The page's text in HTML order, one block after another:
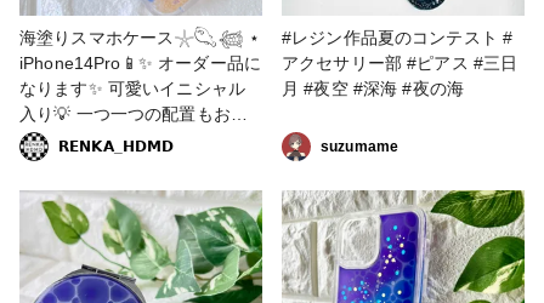
海塗りスマホケース𓇼𓆡𓆉 ⋆
iPhone14Pro📱✨ オーダー品に
なります✨ 可愛いイニシャル
入り💡 一つ一つの配置もお客
様のご要望に沿って決めました
✨ 先日から導入したパームツ
リーがとても可愛い🌴🌴✨ お
試しで仕入れたけど追加で仕入
れたいと思います✨ 素敵なオ
ーダー誠にありがとうございま
した✨ #海 #海塗り #海塗りレ
𝗥𝗘𝗡𝗞𝗔_𝗛𝗗𝗠𝗗
#レジン作品夏のコンテスト #
アクセサリー部 #ピアス #三日
月 #夜空 #深海 #夜の海
suzumame